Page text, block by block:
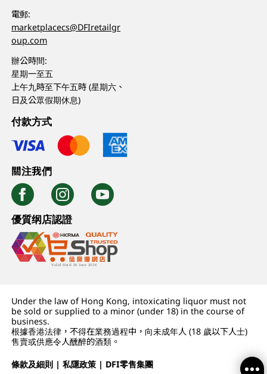
電郵:
marketplacecs@DFIretailgr
oup.com
辦公時間:
星期一至五
上午九時至下午五時 (星期六、
日及公眾假期休息)
付款方式
關注我們
優質纲店認證
Under the law of Hong Kong, intoxicating liquor must not
be sold or supplied to a minor (under 18) in the course of
business.
根據香港法律，不得在業務過程中，向未成年人 (18 歲以下人士)
售賣或供應令人醺醉的酒類。
條款及細則 |私隱政策 | DFI零售集團